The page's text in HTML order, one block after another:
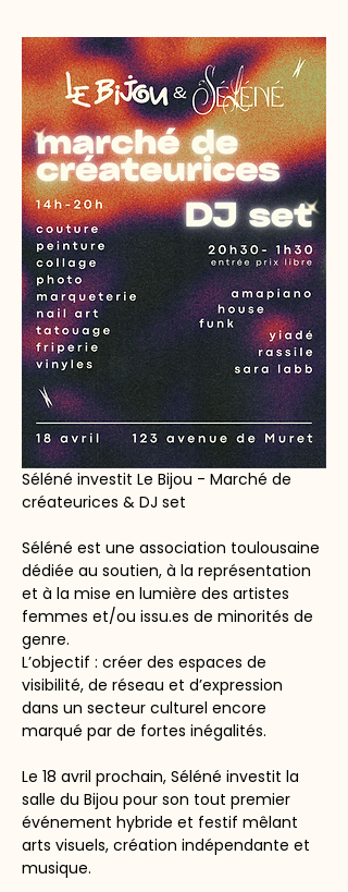
Séléné investit Le Bijou - Marché de
créateurices & DJ set
Séléné est une association toulousaine
dédiée au soutien, à la représentation
et à la mise en lumière des artistes
femmes et/ou issu.es de minorités de
genre.
L’objectif : créer des espaces de
visibilité, de réseau et d’expression
dans un secteur culturel encore
marqué par de fortes inégalités.
Le 18 avril prochain, Séléné investit la
salle du Bijou pour son tout premier
événement hybride et festif mêlant
arts visuels, création indépendante et
musique.